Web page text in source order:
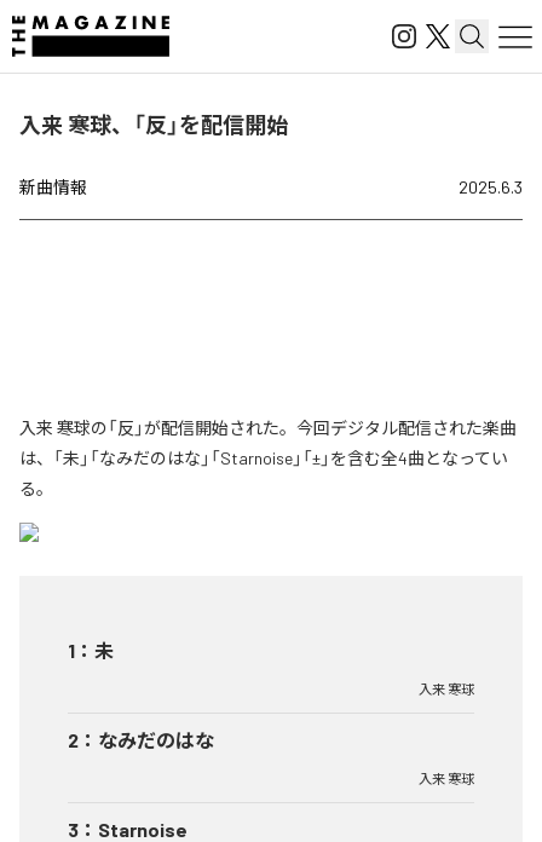
入来 寒球、「反」を配信開始
新曲情報 2025.6.3
入来 寒球の「反」が配信開始された。今回デジタル配信された楽曲
は、「未」「なみだのはな」「Starnoise」「±」を含む全4曲となってい
る。
1 ： 未
入来 寒球
2 ： なみだのはな
入来 寒球
3 ： Starnoise